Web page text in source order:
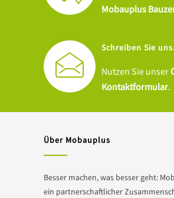
Mobauplus
Schreiben Sie uns.
Nutzen Sie unser
Kontaktformular.
Über Mobauplus
Besser machen, was besser geht:
ein partnerschaftlicher